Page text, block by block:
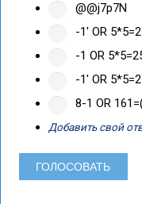
@@j7p7N
-1' OR
-1 OR
-1' OR
8-1 OR
Добавить свой